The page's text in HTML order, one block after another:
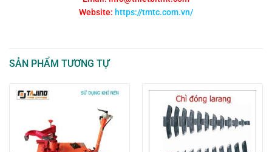
Website: https://tmtc.com.vn/
SẢN PHẨM TƯƠNG TỰ